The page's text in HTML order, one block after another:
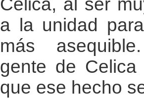
Celica, al ser
a la unidad
más
gente de
que ese hecho